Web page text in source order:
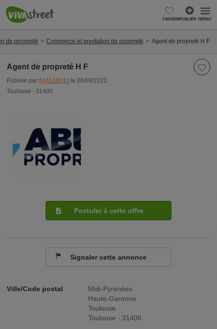
FAVORISPUBLIER ?MENU
de proximité Commerce et prestation de proximité Agent de propreté H F
Agent de propreté H F
Publiée par #44518833 le 06/08/2022
Toulouse - 31400
Ville/Code postal
Midi-Pyrénées
Haute-Garonne
Toulouse
Toulouse - 31400
Postuler à cette offre
Signaler cette annonce